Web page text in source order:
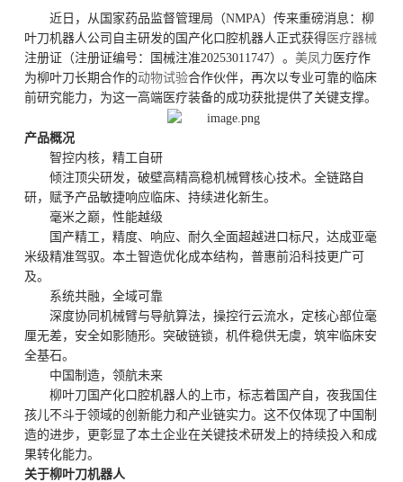
近日，从国家药品监督管理局（NMPA）传来重磅消息：柳
叶刀机器人公司自主研发的国产化口腔机器人正式获得医疗器械
注册证（注册证编号：国械注准20253011747）。 美凤力 医疗作
为柳叶刀长期合作的动物试验合作伙伴，再次以专业可靠的临床
前研究能力，为这一高端医疗装备的成功获批提供了关键支撑。
产品概况
智控内核，精工自研
倾注顶尖研发，破壁高精高稳机械臂核心技术。全链路自
研，赋予产品敏捷响应临床、持续进化新生。
毫米之巅，性能越级
国产精工，精度、响应、耐久全面超越进口标尺，达成亚毫
米级精准驾驭。本土智造优化成本结构，普惠前沿科技更广可
及。
系统共融，全域可靠
深度协同机械臂与导航算法，操控行云流水，定核心部位毫
厘无差，安全如影随形。突破链锁，机件稳供无虞，筑牢临床安
全基石。
中国制造，领航未来
柳叶刀国产化口腔机器人的上市，标志着国产自，夜我国住
孩儿不斗于领域的创新能力和产业链实力。这不仅体现了中国制
造的进步，更彰显了本土企业在关键技术研发上的持续投入和成
果转化能力。
关于柳叶刀机器人